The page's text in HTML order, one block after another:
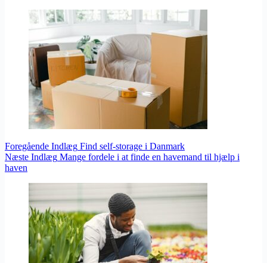
Foregående Indlæg Find self-storage i Danmark
Næste Indlæg Mange fordele i at finde en havemand til hjælp i
haven